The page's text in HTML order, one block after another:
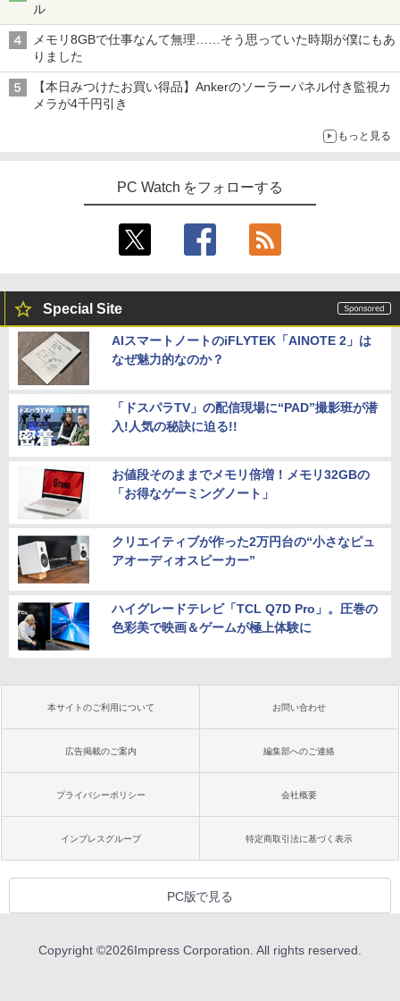
ル
メモリ8GBで仕事なんて無理……そう思っていた時期が僕にもあ
りました
【本日みつけたお買い得品】Ankerのソーラーパネル付き監視カ
メラが4千円引き
もっと見る
PC Watch をフォローする
Special Site
AIスマートノートのiFLYTEK「AINOTE 2」は
なぜ魅力的なのか？
「ドスパラTV」の配信現場に“PAD”撮影班が潜
入!人気の秘訣に迫る!!
お値段そのままでメモリ倍増！メモリ32GBの
「お得なゲーミングノート」
クリエイティブが作った2万円台の“小さなピュ
アオーディオスピーカー”
ハイグレードテレビ「TCL Q7D Pro」。圧巻の
色彩美で映画＆ゲームが極上体験に
本サイトのご利用について お問い合わせ
広告掲載のご案内 編集部へのご連絡
プライバシーポリシー 会社概要
インプレスグループ 特定商取引法に基づく表示
PC版で見る
Copyright ©2026Impress Corporation. All rights reserved.